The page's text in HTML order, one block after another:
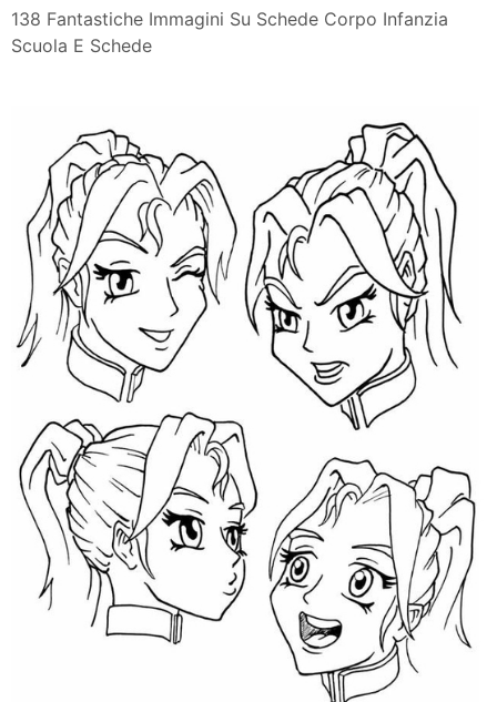
138 Fantastiche Immagini Su Schede Corpo Infanzia
Scuola E Schede